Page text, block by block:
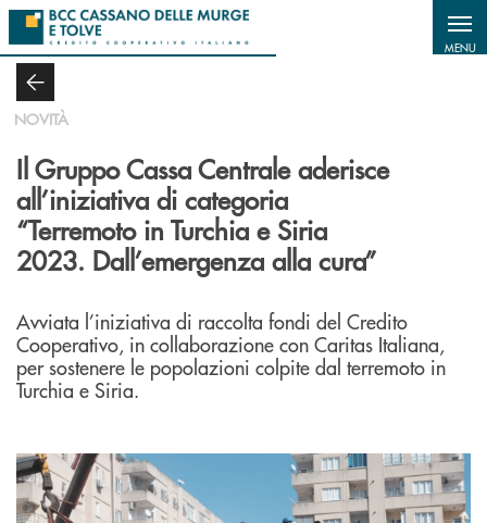
Salta al contenuto principale
MENU
NOVITÀ
Il Gruppo Cassa Centrale aderisce
all’iniziativa di categoria
“Terremoto in Turchia e Siria
2023. Dall’emergenza alla cura”
Avviata l’iniziativa di raccolta fondi del Credito
Cooperativo, in collaborazione con Caritas Italiana,
per sostenere le popolazioni colpite dal terremoto in
Turchia e Siria.